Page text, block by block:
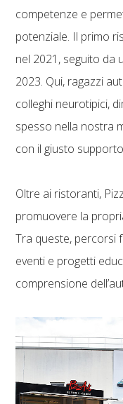
competenze e
potenziale. Il primo
nel 2021, seguito da
2023. Qui, ragazzi
colleghi neurotipici,
spesso nella nostra
con il giusto
Oltre ai ristoranti,
promuovere la
Tra queste, percorsi
eventi e progetti
comprensione